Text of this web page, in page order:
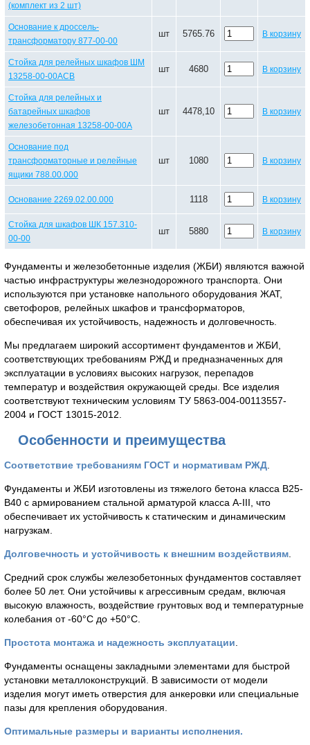
(комплект из 2 шт)
Основание к дроссель-
трансформатору 877-00-00
шт 5765.76 В корзину
Стойка для релейных шкафов ШМ
13258-00-00АСВ
шт 4680 В корзину
Стойка для релейных и
батарейных шкафов
железобетонная 13258-00-00А
шт 4478,10 В корзину
Основание под
трансформаторные и релейные
ящики 788.00.000
шт 1080 В корзину
Основание 2269.02.00.000 1118 В корзину
Стойка для шкафов ШК 157.310-
00-00
шт 5880 В корзину
Фундаменты и железобетонные изделия (ЖБИ) являются важной
частью инфраструктуры железнодорожного транспорта. Они
используются при установке напольного оборудования ЖАТ,
светофоров, релейных шкафов и трансформаторов,
обеспечивая их устойчивость, надежность и долговечность.
Мы предлагаем широкий ассортимент фундаментов и ЖБИ,
соответствующих требованиям РЖД и предназначенных для
эксплуатации в условиях высоких нагрузок, перепадов
температур и воздействия окружающей среды. Все изделия
соответствуют техническим условиям ТУ 5863-004-00113557-
2004 и ГОСТ 13015-2012.
Особенности и преимущества
Соответствие требованиям ГОСТ и нормативам РЖД
Фундаменты и ЖБИ изготовлены из тяжелого бетона класса B25-
B40 с армированием стальной арматурой класса A-III, что
обеспечивает их устойчивость к статическим и динамическим
нагрузкам.
Долговечность и устойчивость к внешним воздействиям
Средний срок службы железобетонных фундаментов составляет
более 50 лет. Они устойчивы к агрессивным средам, включая
высокую влажность, воздействие грунтовых вод и температурные
колебания от -60°C до +50°C.
Простота монтажа и надежность эксплуатации
Фундаменты оснащены закладными элементами для быстрой
установки металлоконструкций. В зависимости от модели
изделия могут иметь отверстия для анкеровки или специальные
пазы для крепления оборудования.
Оптимальные размеры и варианты исполнения.